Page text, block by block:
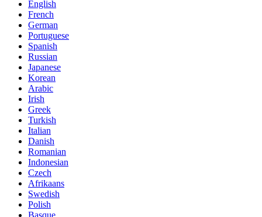
English
French
German
Portuguese
Spanish
Russian
Japanese
Korean
Arabic
Irish
Greek
Turkish
Italian
Danish
Romanian
Indonesian
Czech
Afrikaans
Swedish
Polish
Basque